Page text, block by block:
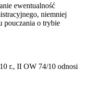
ewentualność
niemniej
pouczania o trybie
r., II OW 74/10 odnosi